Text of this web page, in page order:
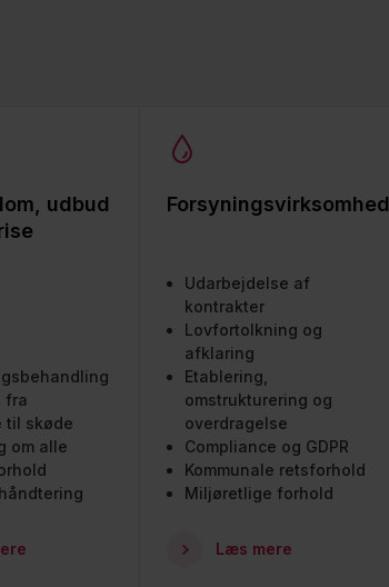
udbud
fra
til skøde
om alle
Forsyningsvirksomhed
Udarbejdelse af
kontrakter
Lovfortolkning og
afklaring
Etablering,
omstrukturering og
overdragelse
Compliance og GDPR
Kommunale retsforhold
Miljøretlige forhold
Læs mere